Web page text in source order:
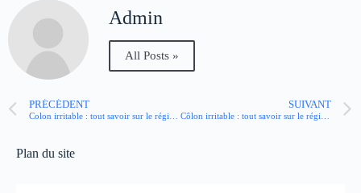
Admin
All Posts »
PRÉCÉDENT SUIVANT
Plan du site